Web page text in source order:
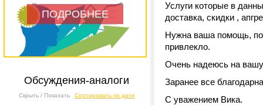
ПОДРОБНЕЕ
Обсуждения-аналоги
Скрыть / Показать Сортировать по дате
Услуги которые в
доставка, скидки ,
Нужна ваша помощь,
привлекло.
Очень надеюсь на
Заранее все
С уважением Вика.